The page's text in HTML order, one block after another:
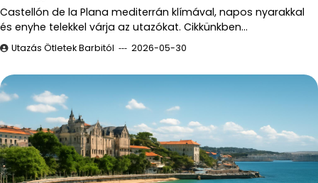
Castellón de la Plana mediterrán klímával, napos nyarakkal
és enyhe telekkel várja az utazókat. Cikkünkben…
Utazás Ötletek Barbitól 2026-05-30